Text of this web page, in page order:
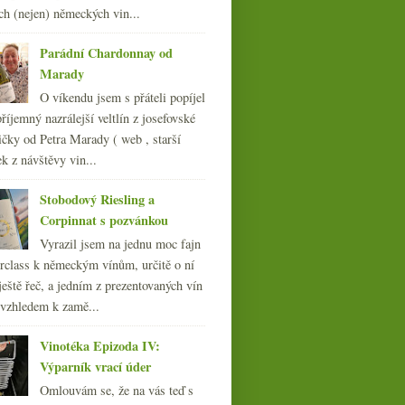
(252)
(249)
(249)
(270)
(108)
(nejen) německých vin...
Parádní Chardonnay od
Marady
O víkendu jsem s přáteli popíjel
nazrálejší veltlín z josefovské
od Petra Marady ( web , starší
z návštěvy vin...
Stobodový Riesling a
Corpinnat s pozvánkou
Vyrazil jsem na jednu moc fajn
k německým vínům, určitě o ní
řeč, a jedním z prezentovaných vín
k zamě...
Vinotéka Epizoda IV:
Výparník vrací úder
Omlouvám se, že na vás teď s